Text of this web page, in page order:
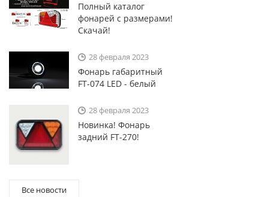
Полный каталог
фонарей с размерами!
Скачай!
28 февраля 2023
Фoнарь габаритный
FT-074 LED - белый
28 февраля 2023
Новинка! Фонарь
задний FT-270!
Все новости